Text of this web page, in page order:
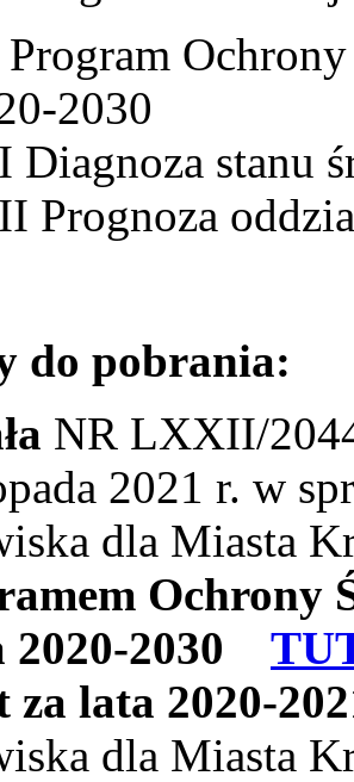
2030
stanu
Prognoza
do pobrania:
NR LXXII/
2021 r. w
dla Miasta
Ochrony
2020-2030
za lata 2020-
dla Miasta